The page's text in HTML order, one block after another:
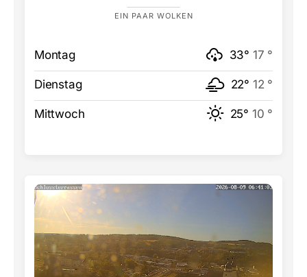
EIN PAAR WOLKEN
Montag 33° 17 °
Dienstag 22° 12 °
Mittwoch 25° 10 °